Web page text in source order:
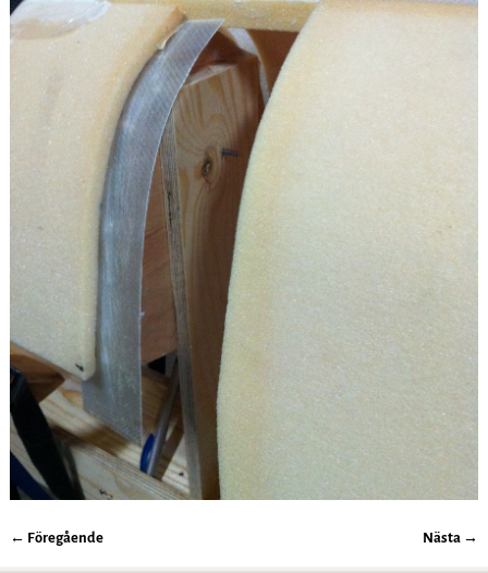
← Föregående Nästa →